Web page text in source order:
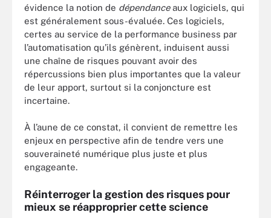
évidence la notion de dépendanceaux logiciels, qui
est généralement sous-évaluée. Ces logiciels,
certes au service de la performance business par
l’automatisation qu’ils génèrent, induisent aussi
une chaîne de risques pouvant avoir des
répercussions bien plus importantes que la valeur
de leur apport, surtout si la conjoncture est
incertaine.
À l’aune de ce constat, il convient de remettre les
enjeux en perspective afin de tendre vers une
souveraineté numérique plus juste et plus
engageante.
Réinterroger la gestion des risques pour
mieux se réapproprier cette science